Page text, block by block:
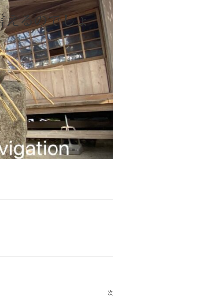
えるのでしょ
次
次